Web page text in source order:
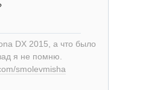
DX 2015, а что было
я не помню.
smolevmisha